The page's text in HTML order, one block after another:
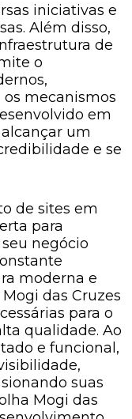
iniciativas e
Além disso,
de
o
mecanismos
em
um
e se
de sites em
para
negócio
moderna e
das Cruzes
para o
qualidade. Ao
e funcional,
suas
Mogi das